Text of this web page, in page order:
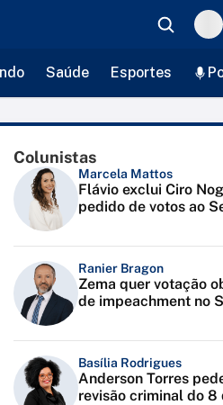
Saúde Esportes
Colunistas
Marcela Mattos
Flávio exclui Ciro
pedido de votos ao
Ranier Bragon
Zema quer votação
de impeachment no
Basília Rodrigues
Anderson Torres
revisão criminal do 8